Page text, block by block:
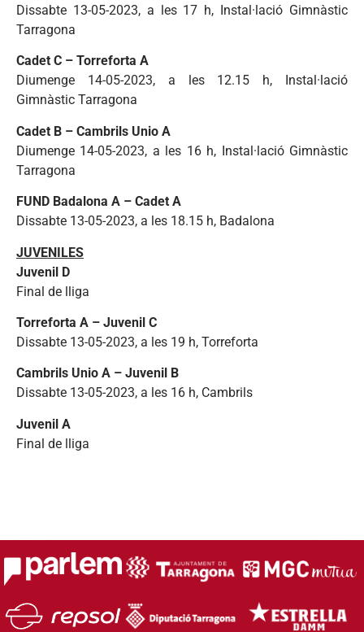
Dissabte 13-05-2023, a les 17 h, Instal·lació Gimnàstic
Tarragona
Cadet C – Torreforta A
Diumenge 14-05-2023, a les 12.15 h, Instal·lació
Gimnàstic Tarragona
Cadet B – Cambrils Unio A
Diumenge 14-05-2023, a les 16 h, Instal·lació Gimnàstic
Tarragona
FUND Badalona A – Cadet A
Dissabte 13-05-2023, a les 18.15 h, Badalona
JUVENILES
Juvenil D
Final de lliga
Torreforta A – Juvenil C
Dissabte 13-05-2023, a les 19 h, Torreforta
Cambrils Unio A – Juvenil B
Dissabte 13-05-2023, a les 16 h, Cambrils
Juvenil A
Final de lliga